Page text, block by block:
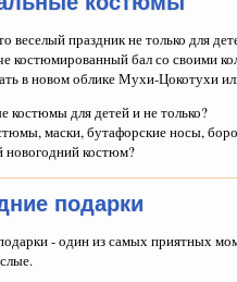
веселый праздник не только для
костюмированный бал со своими
в новом облике Мухи-Цокотухи
костюмы для детей и не только?
маски, бутафорские носы,
новогодний костюм?
подарки
- один из самых приятных